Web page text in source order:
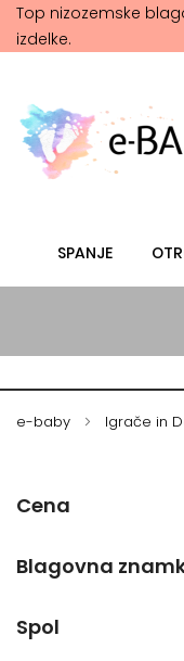
Top nizozemske
izdelke.
SPANJE
e-baby Igrače in
Cena
Blagovna
Spol